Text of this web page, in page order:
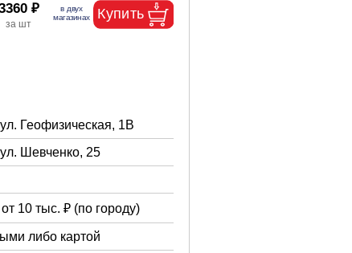
₽
Геофизическая, 1В
Шевченко, 25
10 тыс. ₽ (по городу)
либо картой